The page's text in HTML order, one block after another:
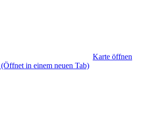
Karte öffnen
(Öffnet in einem neuen Tab)